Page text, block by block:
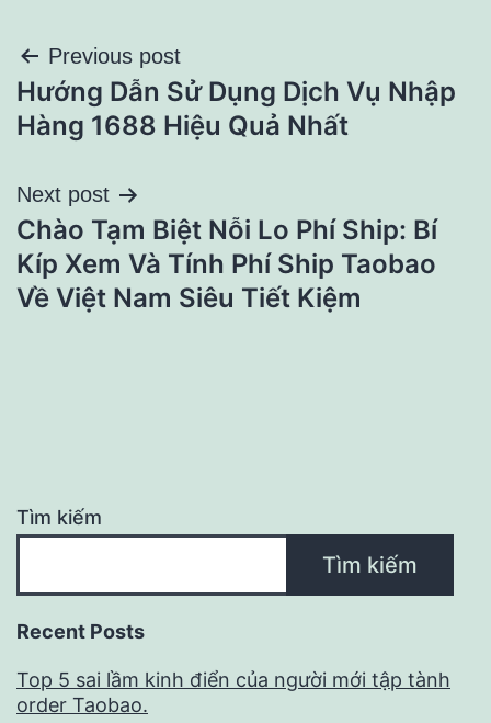
Điều
hướng
viết
Previous post
Hướng Dẫn Sử Dụng Dịch Vụ Nhập
Hàng 1688 Hiệu Quả Nhất
Next post
Chào Tạm Biệt Nỗi Lo Phí Ship: Bí
Kíp Xem Và Tính Phí Ship Taobao
Về Việt Nam Siêu Tiết Kiệm
Tìm kiếm
Tìm kiếm
Recent Posts
Top 5 sai lầm kinh điển của người mới tập tành
order Taobao.